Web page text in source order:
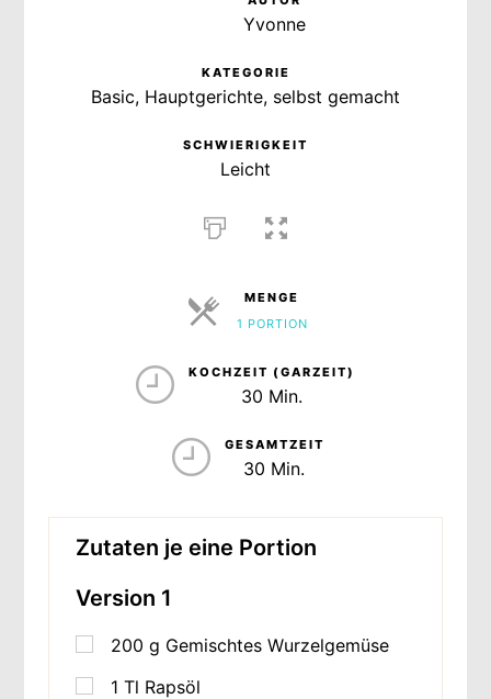
Yvonne
KATEGORIE
Basic, Hauptgerichte, selbst gemacht
SCHWIERIGKEIT
Leicht
MENGE
1 PORTION
KOCHZEIT (GARZEIT)
30 Min.
GESAMTZEIT
30 Min.
Zutaten je eine Portion
Version 1
200 g Gemischtes Wurzelgemüse
1 Tl Rapsöl